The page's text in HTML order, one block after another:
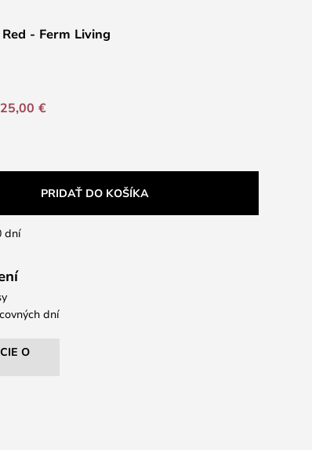
- Ferm Living
€
PRIDAŤ DO KOŠÍKA
dní
dní
O